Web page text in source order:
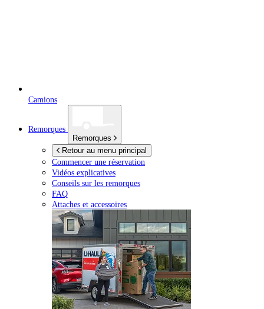
Camions
Remorques
Remorques
Retour au menu principal
Commencer une réservation
Vidéos explicatives
Conseils sur les remorques
FAQ
Attaches et accessoires